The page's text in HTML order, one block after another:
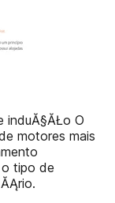
induĂ§ĂŁo O
motores mais
tipo de